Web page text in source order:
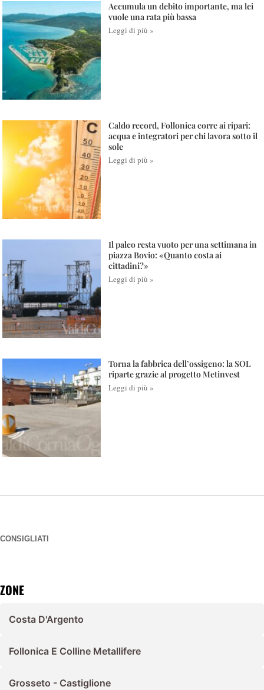
Accumula un debito importante, ma lei
vuole una rata più bassa
Leggi di più »
Caldo record, Follonica corre ai ripari:
acqua e integratori per chi lavora sotto il
sole
Leggi di più »
Il palco resta vuoto per una settimana in
piazza Bovio: «Quanto costa ai
cittadini?»
Leggi di più »
Torna la fabbrica dell’ossigeno: la SOL
riparte grazie al progetto Metinvest
Leggi di più »
CONSIGLIATI
ZONE
Costa D'Argento
Follonica E Colline Metallifere
Grosseto - Castiglione